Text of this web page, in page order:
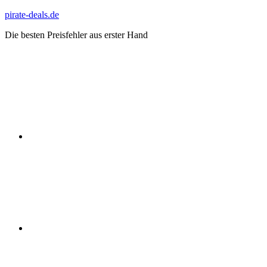
Zum
springen
pirate-deals.de
Die besten Preisfehler aus erster Hand